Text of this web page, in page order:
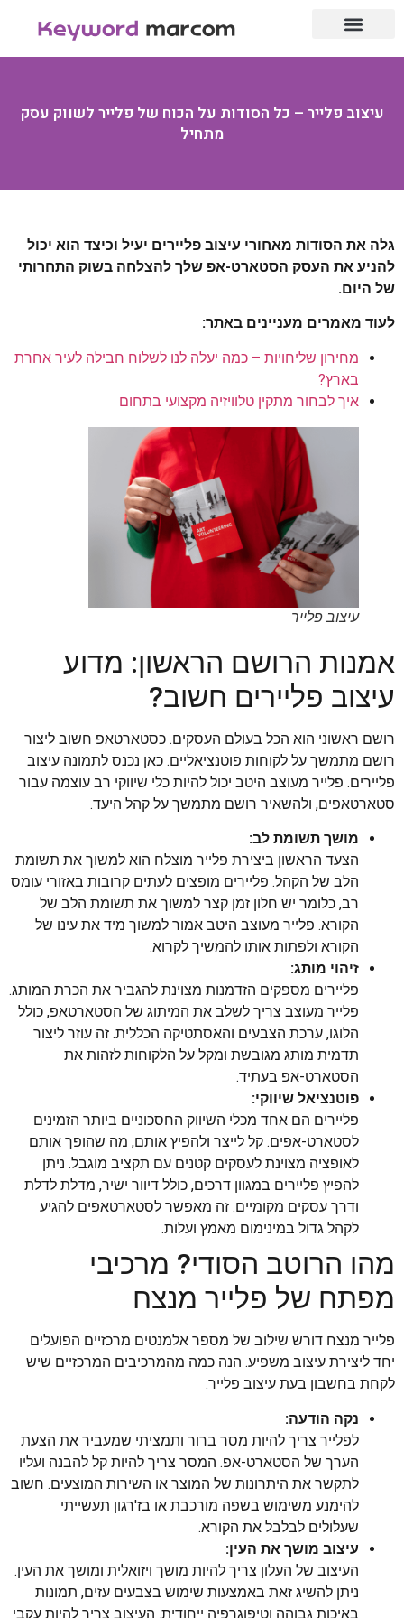
עיצוב פלייר – כל הסודות על הכוח של פלייר לשווק עסק
מתחיל
גלה את הסודות מאחורי עיצוב פליירים יעיל וכיצד הוא יכול
להניע את העסק הסטארט-אפ שלך להצלחה בשוק התחרותי
של היום.
לעוד מאמרים מעניינים באתר:
מחירון שליחויות – כמה יעלה לנו לשלוח חבילה לעיר אחרת
בארץ?
איך לבחור מתקין טלוויזיה מקצועי בתחום
עיצוב פלייר
אמנות הרושם הראשון: מדוע
עיצוב פליירים חשוב?
רושם ראשוני הוא הכל בעולם העסקים. כסטארטאפ חשוב ליצור
רושם מתמשך על לקוחות פוטנציאליים. כאן נכנס לתמונה עיצוב
פליירים. פלייר מעוצב היטב יכול להיות כלי שיווקי רב עוצמה עבור
סטארטאפים, ולהשאיר רושם מתמשך על קהל היעד.
מושך תשומת לב:
הצעד הראשון ביצירת פלייר מוצלח הוא למשוך את תשומת
הלב של הקהל. פליירים מופצים לעתים קרובות באזורי עומס
רב, כלומר יש חלון זמן קצר למשוך את תשומת הלב של
הקורא. פלייר מעוצב היטב אמור למשוך מיד את עינו של
הקורא ולפתות אותו להמשיך לקרוא.
זיהוי מותג:
פליירים מספקים הזדמנות מצוינת להגביר את הכרת המותג.
פלייר מעוצב צריך לשלב את המיתוג של הסטארטאפ, כולל
הלוגו, ערכת הצבעים והאסתטיקה הכללית. זה עוזר ליצור
תדמית מותג מגובשת ומקל על הלקוחות לזהות את
הסטארט-אפ בעתיד.
פוטנציאל שיווקי:
פליירים הם אחד מכלי השיווק החסכוניים ביותר הזמינים
לסטארט-אפים. קל לייצר ולהפיץ אותם, מה שהופך אותם
לאופציה מצוינת לעסקים קטנים עם תקציב מוגבל. ניתן
להפיץ פליירים במגוון דרכים, כולל דיוור ישיר, מדלת לדלת
ודרך עסקים מקומיים. זה מאפשר לסטארטאפים להגיע
לקהל גדול במינימום מאמץ ועלות.
מהו הרוטב הסודי? מרכיבי
מפתח של פלייר מנצח
פלייר מנצח דורש שילוב של מספר אלמנטים מרכזיים הפועלים
יחד ליצירת עיצוב משפיע. הנה כמה מהמרכיבים המרכזיים שיש
לקחת בחשבון בעת עיצוב פלייר:
נקה הודעה:
לפלייר צריך להיות מסר ברור ותמציתי שמעביר את הצעת
הערך של הסטארט-אפ. המסר צריך להיות קל להבנה ועליו
לתקשר את היתרונות של המוצר או השירות המוצעים. חשוב
להימנע משימוש בשפה מורכבת או בז'רגון תעשייתי
שעלולים לבלבל את הקורא.
עיצוב מושך את העין:
העיצוב של העלון צריך להיות מושך ויזואלית ומושך את העין.
ניתן להשיג זאת באמצעות שימוש בצבעים עזים, תמונות
באיכות גבוהה וטיפוגרפיה ייחודית. העיצוב צריך להיות עקבי